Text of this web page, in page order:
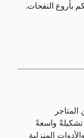
بأروع النفحات.
واسعةً
المنزلية